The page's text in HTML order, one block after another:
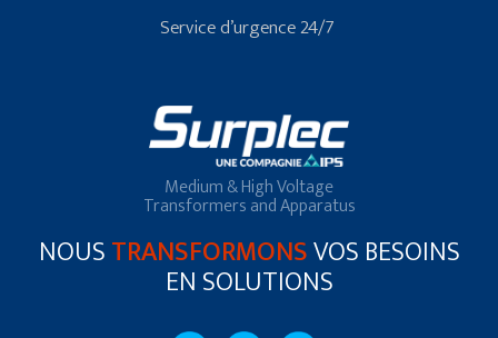
Service d’urgence 24/7
Medium & High Voltage
Transformers and Apparatus
NOUSTRANSFORMONSVOS BESOINS
EN SOLUTIONS